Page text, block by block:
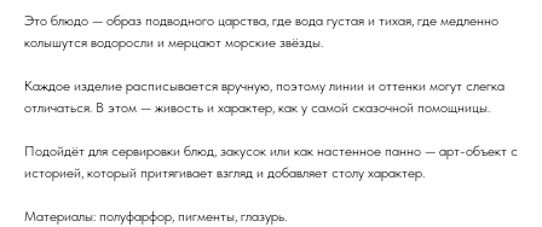
Это блюдо — образ подводного царства, где вода густая и тихая, где медленно
колышутся водоросли и мерцают морские звёзды.
Каждое изделие расписывается вручную, поэтому линии и оттенки могут слегка
отличаться. В этом — живость и характер, как у самой сказочной помощницы.
Подойдёт для сервировки блюд, закусок или как настенное панно — арт-объект с
историей, который притягивает взгляд и добавляет столу характер.
Материалы: полуфарфор, пигменты, глазурь.